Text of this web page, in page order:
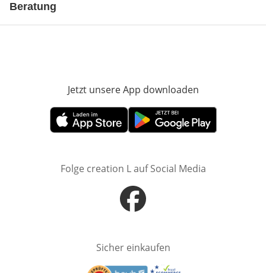
Beratung
Jetzt unsere App downloaden
Öffnet in neuem FensterÖffnet in neuem Fenster
Folge creation L auf Social Media
Öffnet in neuem Fenster
Sicher einkaufen